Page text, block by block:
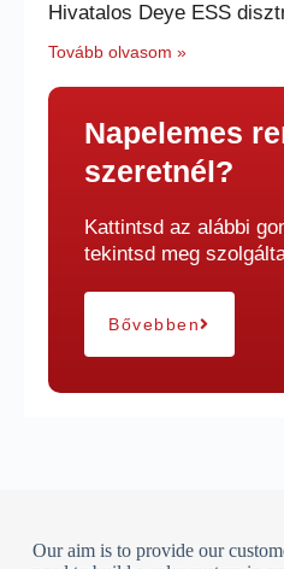
Hivatalos Deye ESS
Tovább olvasom »
Napelemes
szeretnél?
Kattintsd az alábbi
tekintsd meg
Bővebben
Our aim is to provide our